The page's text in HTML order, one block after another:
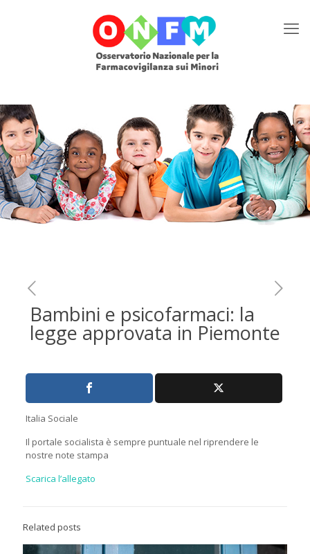
Bambini e psicofarmaci: la
legge approvata in Piemonte
Italia Sociale
Il portale socialista è sempre puntuale nel riprendere le
nostre note stampa
Scarica l’allegato
Related posts